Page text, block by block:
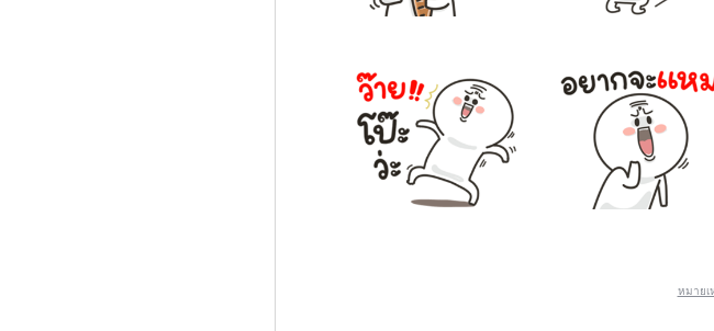
หมายเ